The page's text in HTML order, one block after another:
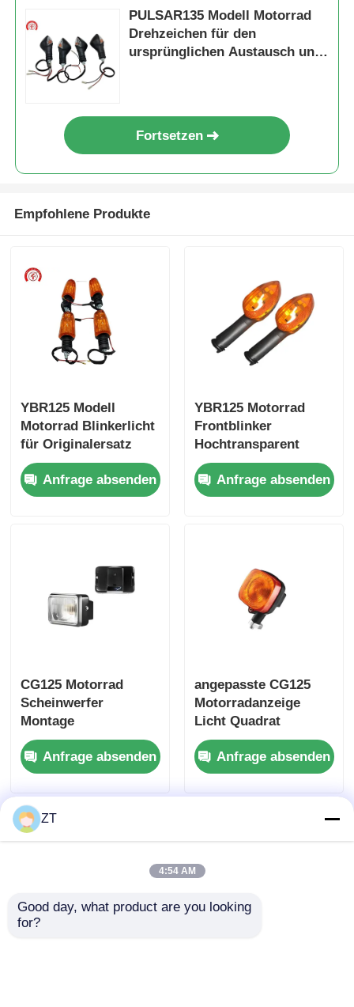
Über uns
Fabrik Tour
Kontakt
Referenzen
Elektrische Komponenten für Motorräder
Motorradbremsanlage
Motorrad-Körperteile
Andere Zubehörteile für Motorräder
Motorradlicht
PULSAR135 Modell Motorrad
Drehzeichen für den
ursprünglichen Austausch und
Fortsetzen
Empfohlene Produkte
YBR125 Modell
Motorrad Blinkerlicht
für Originalersatz
und Reparatur
Anfrage absenden
YBR125 Motorrad
Frontblinker
Hochtransparent
Orangefarbene
SchaleAnfrage absenden
CG125 Motorrad
Scheinwerfer
Montage
Ingenieurtechnik
Kunststoff
Wärmebeständig
Anfrage absenden
angepasste CG125
Motorradanzeige
Licht Quadrat
Bernstein
Wendeanzeige
Anfrage absenden
ZT
4:54 AM
Good day, what product are you looking
for?